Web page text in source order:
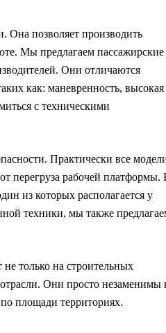
Она позволяет производить
Мы предлагаем пассажирские
Они отличаются
как: маневренность, высокая
с техническими
Практически все
перегруза рабочей платформы.
из которых располагается у
техники, мы также
только на строительных
Они просто незаменимы
площади территориях.